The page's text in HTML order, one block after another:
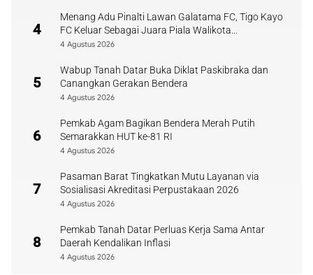
4
Menang Adu Pinalti Lawan Galatama FC, Tigo Kayo
FC Keluar Sebagai Juara Piala Walikota
Payakumbuh
4 Agustus 2026
5
Wabup Tanah Datar Buka Diklat Paskibraka dan
Canangkan Gerakan Bendera
4 Agustus 2026
6
Pemkab Agam Bagikan Bendera Merah Putih
Semarakkan HUT ke-81 RI
4 Agustus 2026
7
Pasaman Barat Tingkatkan Mutu Layanan via
Sosialisasi Akreditasi Perpustakaan 2026
4 Agustus 2026
8
Pemkab Tanah Datar Perluas Kerja Sama Antar
Daerah Kendalikan Inflasi
4 Agustus 2026